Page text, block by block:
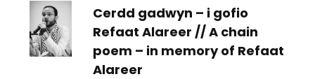
Cerdd gadwyn – i gofio
Refaat Alareer // A chain
poem – in memory of Refaat
Alareer